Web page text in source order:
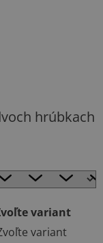
hrúbkach
variant
variant